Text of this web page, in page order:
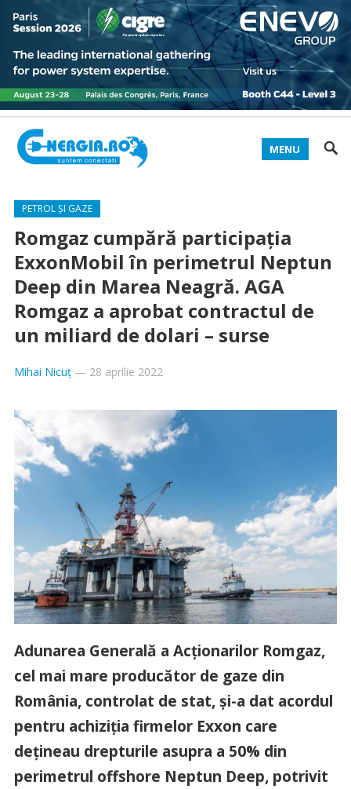
MENU
PETROL ȘI GAZE
Romgaz cumpără participația
ExxonMobil în perimetrul Neptun
Deep din Marea Neagră. AGA
Romgaz a aprobat contractul de
un miliard de dolari – surse
Mihai Nicuț— 28 aprilie 2022
Adunarea Generală a Acționarilor Romgaz,
cel mai mare producător de gaze din
România, controlat de stat, și-a dat acordul
pentru achiziția firmelor Exxon care
dețineau drepturile asupra a 50% din
perimetrul offshore Neptun Deep, potrivit